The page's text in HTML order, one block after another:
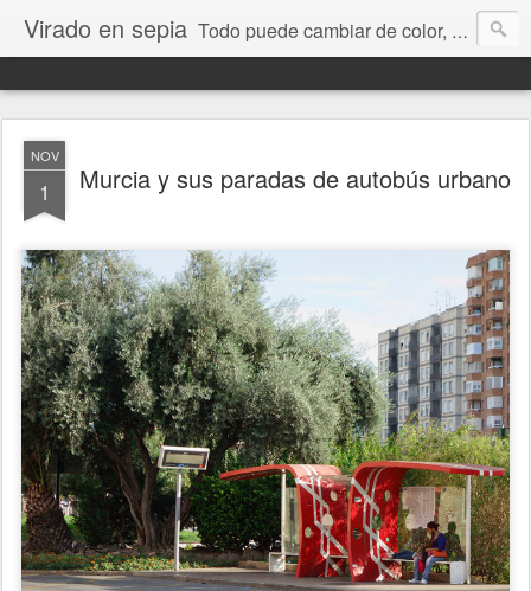
Virado en sepia Todo puede cambiar de color, depende de nosotros y de nuestra capacidad para aprender a mirar. Hablamos de sociedad, economía, empresa, política, RRHH, formación. De Historia reciente, de educación y de temas sociales.
NOV
1 Murcia y sus paradas de autobús urbano